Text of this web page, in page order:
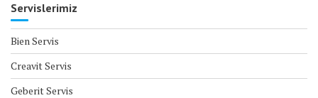
Servislerimiz
Bien Servis
Creavit Servis
Geberit Servis